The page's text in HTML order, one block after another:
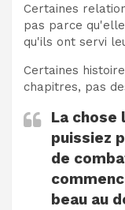
Certaines
pas parce
qu'ils ont servi
Certaines
chapitres, pas
La chose
puissiez
de
beau au